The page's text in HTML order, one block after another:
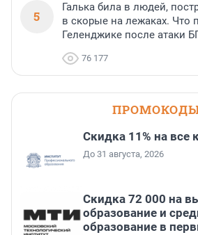
5
Галька била в людей,
в скорые на лежаках. Что
Геленджике после атаки
76 177
Скидка 11% на все
До 31 августа, 2026
Скидка 72 000 на
образование и
образование в